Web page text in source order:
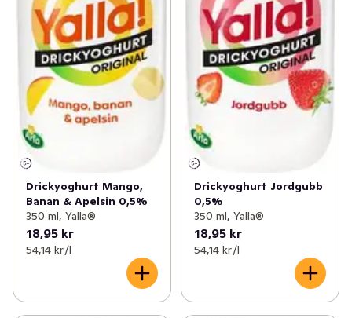
Drickyoghurt Mango,
Banan & Apelsin 0,5%
350 ml, Yalla®
18,95 kr
54,14 kr /l
Drickyoghurt Jordgubb
0,5%
350 ml, Yalla®
18,95 kr
54,14 kr /l